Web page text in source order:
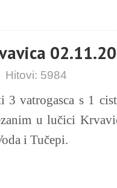
Hitovi: 5984
3 vatrogasca s 1
u lučici
i Tučepi.